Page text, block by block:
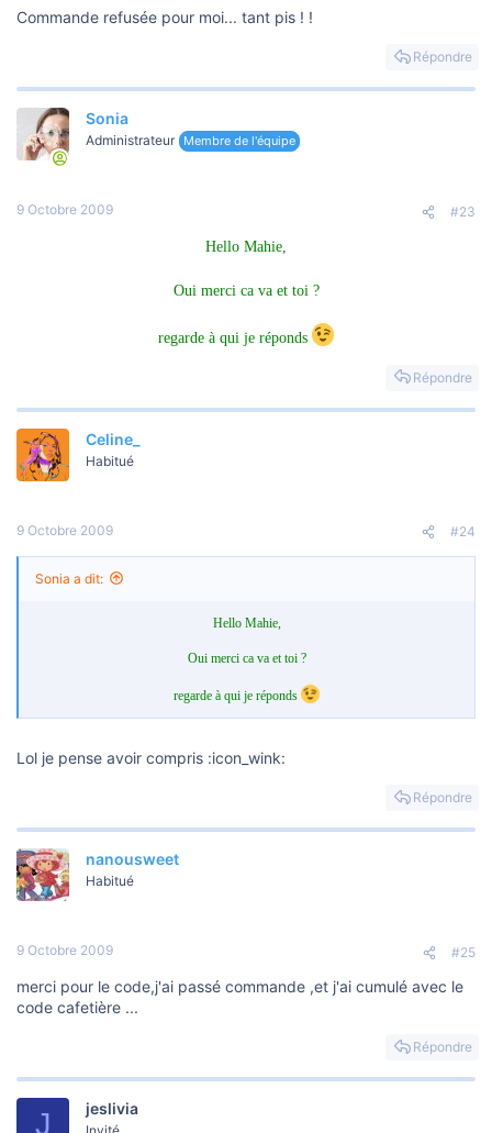
Commande refusée pour moi... tant pis ! !
Répondre
Sonia
Administrateur Membre de l'équipe
9 Octobre 2009 #23
Hello Mahie,
Oui merci ca va et toi ?
regarde à qui je réponds
Répondre
Celine_
Habitué
9 Octobre 2009 #24
Sonia a dit:
Hello Mahie,
Oui merci ca va et toi ?
regarde à qui je réponds
Lol je pense avoir compris :icon_wink:
Répondre
nanousweet
Habitué
9 Octobre 2009 #25
merci pour le code,j'ai passé commande ,et j'ai cumulé avec le
code cafetière ...
Répondre
J jeslivia